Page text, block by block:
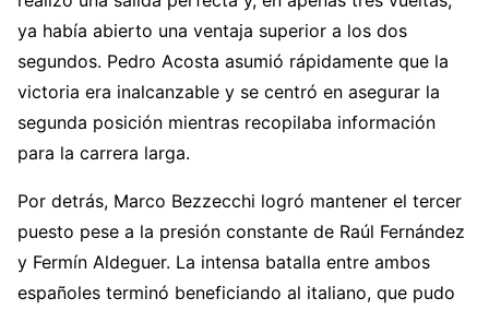
ya había abierto una ventaja superior a los dos
segundos. Pedro Acosta asumió rápidamente que la
victoria era inalcanzable y se centró en asegurar la
segunda posición mientras recopilaba información
para la carrera larga.
Por detrás, Marco Bezzecchi logró mantener el tercer
puesto pese a la presión constante de Raúl Fernández
y Fermín Aldeguer. La intensa batalla entre ambos
españoles terminó beneficiando al italiano, que pudo